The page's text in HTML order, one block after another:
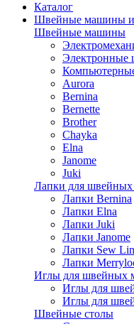
Каталог
Швейные машины и
Швейные машины
Aurora
Bernina
Bernette
Brother
Chayka
Elna
Janome
Juki
Лапки для
Лапки Bernina
Лапки Elna
Лапки Juki
Лапки Janome
Лапки Sew
Лапки
Иглы для швейных
Иглы для
Иглы для
Швейные столы